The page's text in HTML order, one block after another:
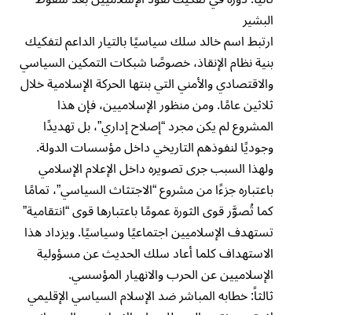
البشير
ارتبط اسم خالد سلك سياسيًا بالتيار الداعم لتفكيك
بنية نظام الإنقاذ، خصوصًا شبكات التمكين السياسي
والاقتصادي والأمني التي بنتها الحركة الإسلامية خلال
ثلاثين عامًا. ومن منظور الإسلاميين، فإن هذا
المشروع لم يكن مجرد “إصلاح إداري”، بل تهديدًا
وجوديًا لنفوذهم التاريخي داخل مؤسسات الدولة.
ولهذا السبب جرى تصويره داخل الإعلام الإسلامي
باعتباره جزءًا من مشروع “الاجتثاث السياسي”، تمامًا
كما تُصوَّر قوى الثورة عمومًا باعتبارها قوى “انتقامية”
تستهدف الإسلاميين اجتماعيًا وسياسيًا. ويزداد هذا
الاستهداف كلما أعاد سلك الحديث عن مسؤولية
الإسلاميين عن الحرب والانهيار المؤسسي.
ثالثاً: خطابه المباشر ضد الإسلام السياسي الإقليمي